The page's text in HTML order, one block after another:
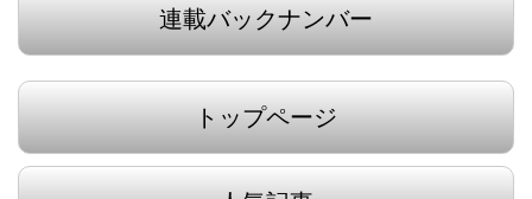
連載バックナンバー
トップページ